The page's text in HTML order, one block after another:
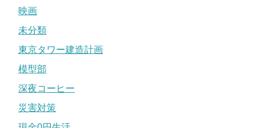
映画
未分類
東京タワー建造計画
模型部
深夜コーヒー
災害対策